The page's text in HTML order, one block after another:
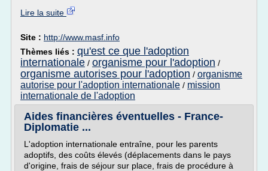
Lire la suite
Site : http://www.masf.info
Thèmes liés : qu'est ce que l'adoption
internationale / organisme pour l'adoption /
organisme autorises pour l'adoption / organisme
autorise pour l'adoption internationale / mission
internationale de l'adoption
Aides financières éventuelles - France-
Diplomatie ...
L'adoption internationale entraîne, pour les parents
adoptifs, des coûts élevés (déplacements dans le pays
d'origine, frais de séjour sur place, frais de procédure à